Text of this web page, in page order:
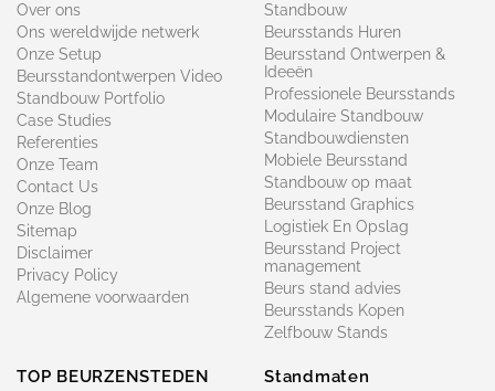
Over ons
Ons wereldwijde netwerk
Onze Setup
Beursstandontwerpen Video
Standbouw Portfolio
Case Studies
Referenties
Onze Team
Contact Us
Onze Blog
Sitemap
Disclaimer
Privacy Policy
Algemene voorwaarden
Standbouw
Beursstands Huren
Beursstand Ontwerpen &
Ideeën
Professionele Beursstands
Modulaire Standbouw
Standbouwdiensten
Mobiele Beursstand
Standbouw op maat​
Beursstand Graphics
Logistiek En Opslag
Beursstand Project
management
Beurs stand advies
Beursstands Kopen
Zelfbouw Stands
TOP BEURZENSTEDEN Standmaten